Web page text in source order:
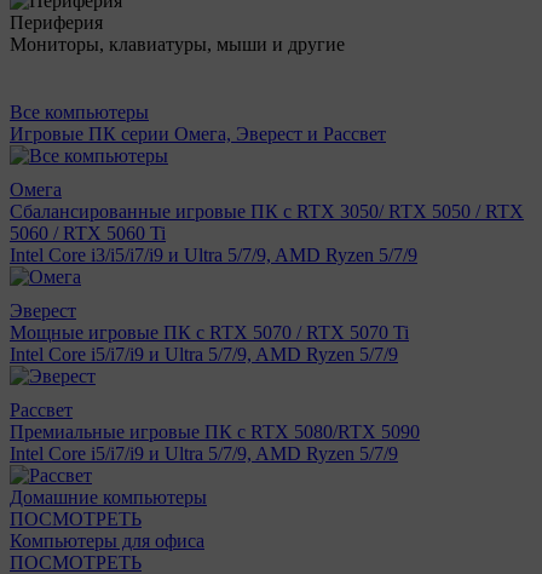
Периферия
Мониторы, клавиатуры, мыши и другие
Все компьютеры
Игровые ПК серии Омега, Эверест и Рассвет
Омега
Сбалансированные игровые ПК с RTX 3050/ RTX 5050 / RTX
5060 / RTX 5060 Ti
Intel Core i3/i5/i7/i9 и Ultra 5/7/9, AMD Ryzen 5/7/9
Эверест
Мощные игровые ПК с RTX 5070 / RTX 5070 Ti
Intel Core i5/i7/i9 и Ultra 5/7/9, AMD Ryzen 5/7/9
Рассвет
Премиальные игровые ПК с RTX 5080/RTX 5090
Intel Core i5/i7/i9 и Ultra 5/7/9, AMD Ryzen 5/7/9
Домашние компьютеры
ПОСМОТРЕТЬ
Компьютеры для офиса
ПОСМОТРЕТЬ